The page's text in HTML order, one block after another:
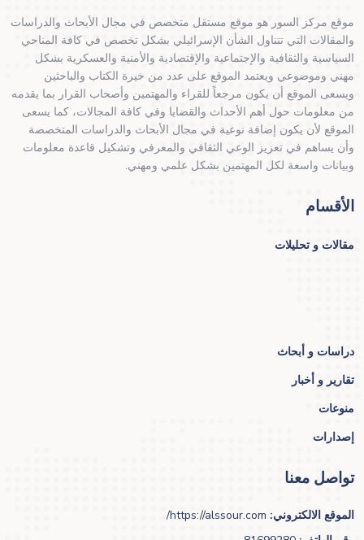
موقع مركز السور هو موقع مستقل متخصص في مجال الأبحاث والدراسات
والمقالات التي تتناول الشأن الإسرائيلي بشكل تخصص في كافة المناحي
السياسية والثقافية والإجتماعية والإقتصادية والأمنية والعسكرية بشكل
مهني وموضوعي ويعتمد الموقع على عدد من خيرة الكتاب والباحثين
ويسعى الموقع أن يكون مرجعاً للقراء والمهتمين وأصحاب القرار بما يقدمه
من معلومات حول أهم الأحداث والقضايا وفي كافة المجالات، كما يسعى
الموقع لأن يكون إضافة نوعية في مجال الأبحاث والدراسات المتخصصة
وأن يساهم في تعزيز الوعي الثقافي والمعرفي وتشكيل قاعدة معلومات
وبيانات واسعة لكل المهتمين بشكل علمي ومهني.
الأقسام
مقالات و تحليلات
دراسات و أبحاث
تقارير و أخبار
منوعات
إصدارات
تواصل معنا
الموقع الالكتروني: https://alssour.com/